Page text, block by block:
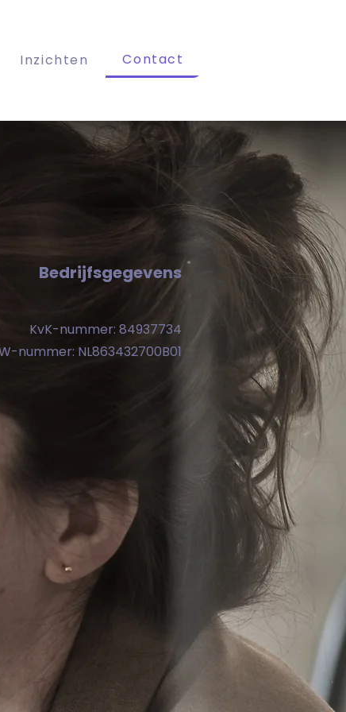
Inzichten Contact
Bedrijfsgegevens
KvK-nummer: 84937734
nummer: NL863432700B01